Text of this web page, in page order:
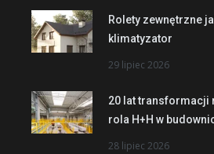
Rolety zewnętrzne
klimatyzator
29 lipiec 2026
20 lat transformacji
rola H+H w
28 lipiec 2026